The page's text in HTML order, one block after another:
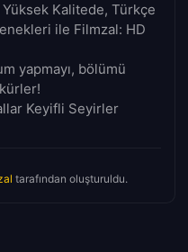
Yüksek Kalitede, Türkçe
ile Filmzal: HD
yapmayı, bölümü
Keyifli Seyirler
tarafından oluşturuldu.